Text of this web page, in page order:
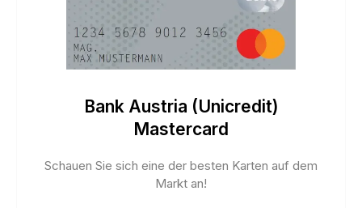
Bank Austria (Unicredit)
Mastercard
Schauen Sie sich eine der besten Karten auf dem
Markt an!